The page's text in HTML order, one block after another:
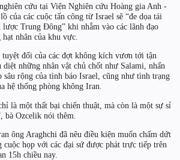
cứu tại Viện Nghiên cứu Hoàng gia Anh -
của các cuộc tấn công từ Israel sẽ “đe dọa tái
Trung Đông” khi nhắm vào các lãnh đạo
nhân của khu vực.
đối của các đợt không kích vươn tới tận
diệt những nhân vật chủ chốt như Salami, nhấn
sâu rộng của tình báo Israel, cũng như tình trạng
hệ thống phòng không Iran.
là một thất bại chiến thuật, mà còn là một sự sỉ
bà Ozcelik nói thêm.
ông Araghchi đã nêu điều kiện muốn chấm dứt
họp với các đại sứ được phát trực tiếp trên
15h chiều nay.